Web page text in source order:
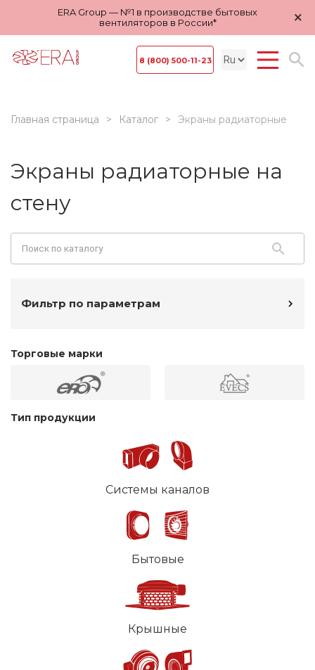
ERA Group — №1 в производстве бытовых
вентиляторов в России*
×
8 (800) 500-11-23
Главная страница Каталог Экраны радиаторные
Экраны радиаторные на
стену
Фильтр по параметрам
Торговые марки
Тип продукции
Системы каналов
Бытовые
Крышные